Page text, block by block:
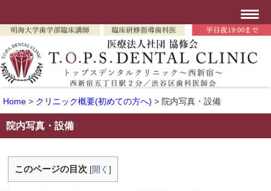
Home > クリニック概要(初めての方へ) > 院内写真・設備
院内写真・設備
このページの目次 [開く]